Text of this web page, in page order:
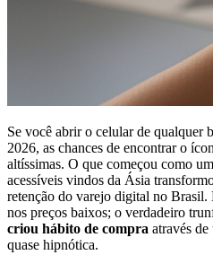
Se você abrir o celular de qualquer
2026, as chances de encontrar o
altíssimas. O que começou como
acessíveis vindos da Ásia
retenção do varejo digital no Brasil.
nos preços baixos; o verdadeiro
criou hábito de compra através
quase hipnótica.